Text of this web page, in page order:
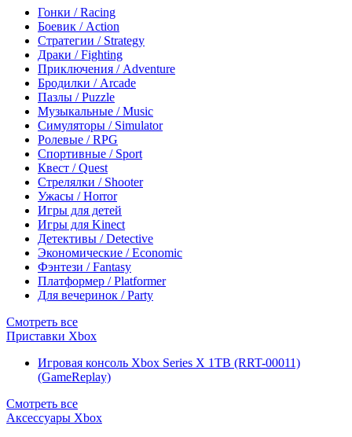
Гонки / Racing
Боевик / Action
Стратегии / Strategy
Драки / Fighting
Приключения / Adventure
Бродилки / Arcade
Пазлы / Puzzle
Музыкальные / Music
Симуляторы / Simulator
Ролевые / RPG
Спортивные / Sport
Квест / Quest
Стрелялки / Shooter
Ужасы / Horror
Игры для детей
Игры для Kinect
Детективы / Detective
Экономические / Economic
Фэнтези / Fantasy
Платформер / Platformer
Для вечеринок / Party
Смотреть все
Приставки Xbox
Игровая консоль Xbox Series X 1TB (RRT-00011)
(GameReplay)
Смотреть все
Аксессуары Xbox